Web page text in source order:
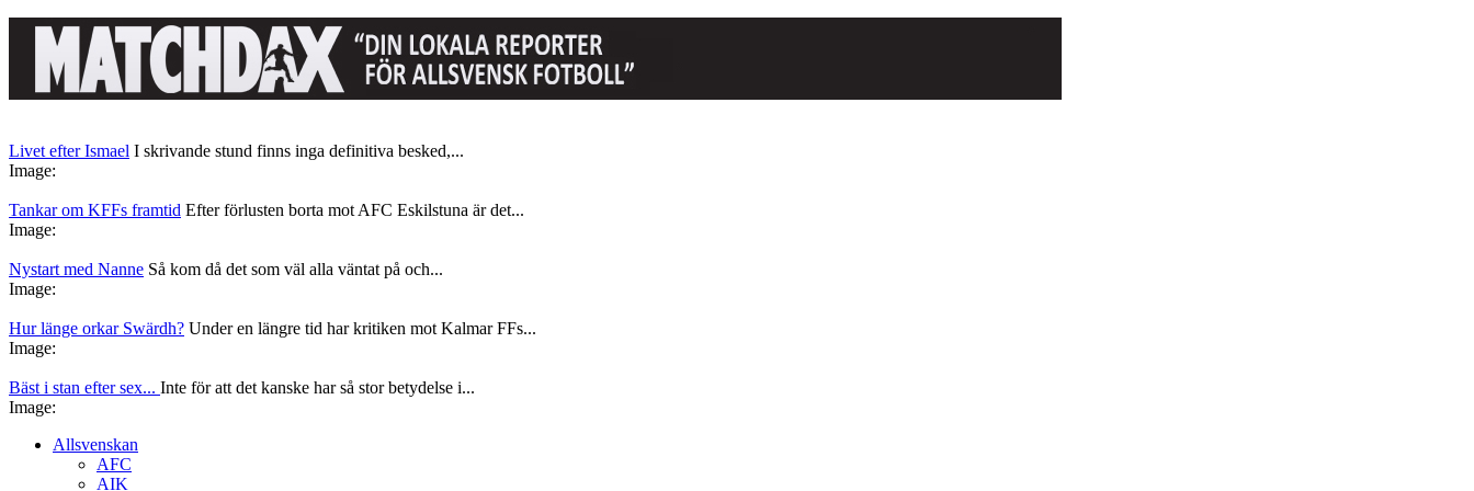
Livet efter Ismael I skrivande stund finns inga definitiva besked,...
Image:
Tankar om KFFs framtid Efter förlusten borta mot AFC Eskilstuna är det...
Image:
Nystart med Nanne Så kom då det som väl alla väntat på och...
Image:
Hur länge orkar Swärdh? Under en längre tid har kritiken mot Kalmar FFs...
Image:
Bäst i stan efter sex... Inte för att det kanske har så stor betydelse i...
Image:
Allsvenskan
AFC
AIK